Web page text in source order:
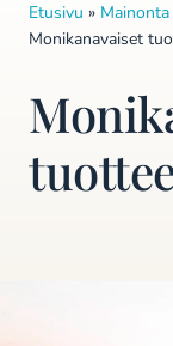
Etusivu » Mainonta
Monikanavaiset